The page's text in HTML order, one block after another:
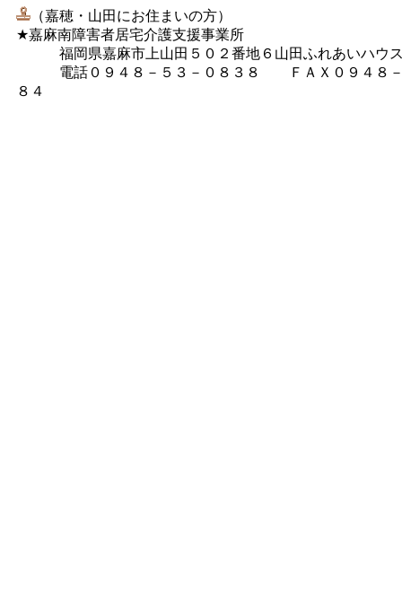
（嘉穂・山田にお住まいの方）
★嘉麻南障害者居宅介護支援事業所
福岡県嘉麻市上山田５０２番地６山田ふれあいハウ
電話０９４８－５３－０８３８ ＦＡＸ０９４８－
８４